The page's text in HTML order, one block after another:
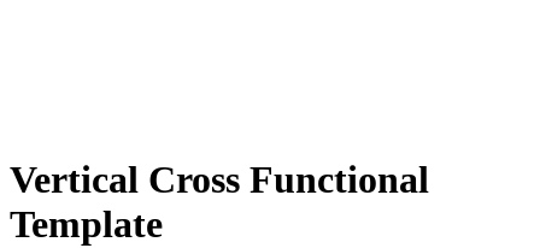
Vertical Cross Functional
Template